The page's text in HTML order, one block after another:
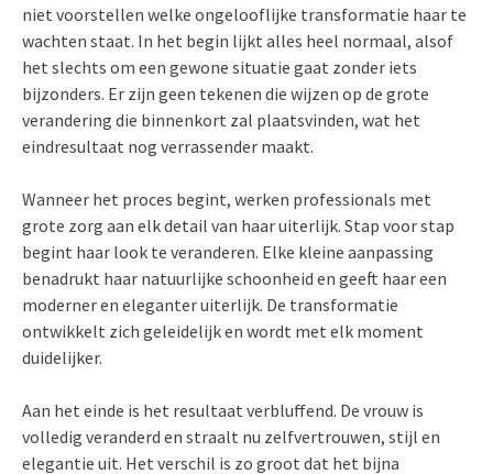
niet voorstellen welke ongelooflijke transformatie haar te
wachten staat. In het begin lijkt alles heel normaal, alsof
het slechts om een gewone situatie gaat zonder iets
bijzonders. Er zijn geen tekenen die wijzen op de grote
verandering die binnenkort zal plaatsvinden, wat het
eindresultaat nog verrassender maakt.
Wanneer het proces begint, werken professionals met
grote zorg aan elk detail van haar uiterlijk. Stap voor stap
begint haar look te veranderen. Elke kleine aanpassing
benadrukt haar natuurlijke schoonheid en geeft haar een
moderner en eleganter uiterlijk. De transformatie
ontwikkelt zich geleidelijk en wordt met elk moment
duidelijker.
Aan het einde is het resultaat verbluffend. De vrouw is
volledig veranderd en straalt nu zelfvertrouwen, stijl en
elegantie uit. Het verschil is zo groot dat het bijna